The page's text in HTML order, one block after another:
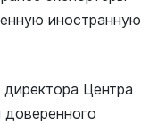
иностранную
Центра